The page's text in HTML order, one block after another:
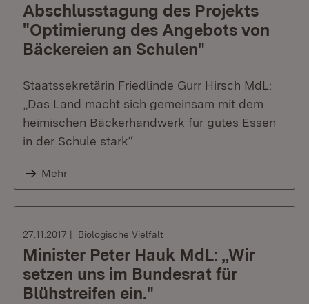
Abschlusstagung des Projekts
"Optimierung des Angebots von
Bäckereien an Schulen"
Staatssekretärin Friedlinde Gurr Hirsch MdL:
„Das Land macht sich gemeinsam mit dem
heimischen Bäckerhandwerk für gutes Essen
in der Schule stark“
Mehr
27.11.2017 Biologische Vielfalt
Minister Peter Hauk MdL: „Wir
setzen uns im Bundesrat für
Blühstreifen ein."